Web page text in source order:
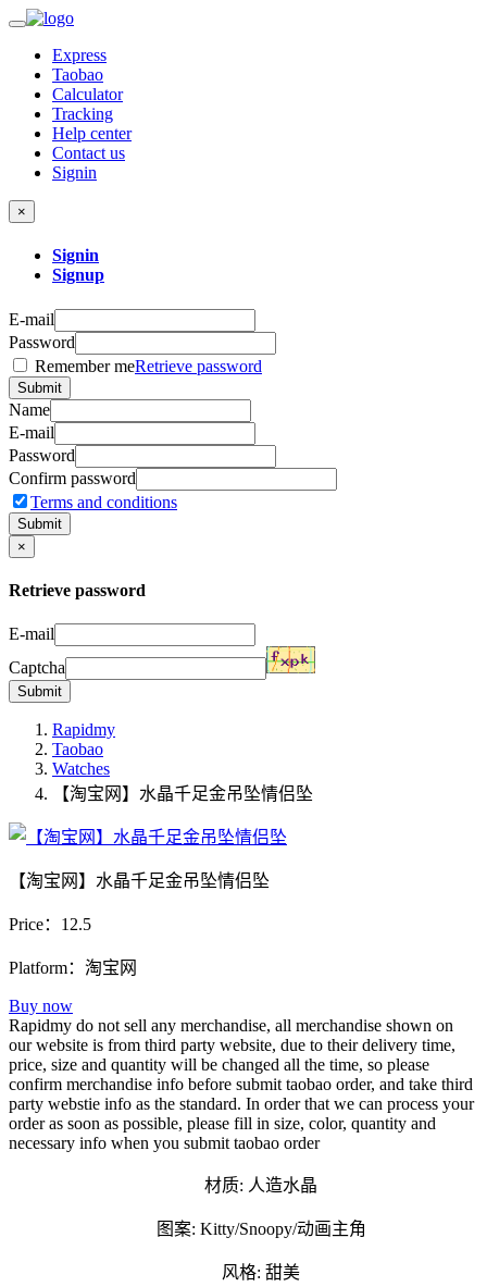
Express
Taobao
Calculator
Tracking
Help center
Contact us
Signin
×
Signin
Signup
E-mail
Password
Remember meRetrieve password
Submit
Name
E-mail
Password
Confirm password
Terms and conditions
Submit
×
Retrieve password
E-mail
Captcha
Submit
Rapidmy
Taobao
Watches
【淘宝网】水晶千足金吊坠情侣坠
【淘宝网】水晶千足金吊坠情侣坠
Price： 12.5
Platform：淘宝网
Buy now
Rapidmy do not sell any merchandise, all merchandise shown on
our website is from third party website, due to their delivery time,
price, size and quantity will be changed all the time, so please
confirm merchandise info before submit taobao order, and take third
party webstie info as the standard. In order that we can process your
order as soon as possible, please fill in size, color, quantity and
necessary info when you submit taobao order
材质: 人造水晶
图案: Kitty/Snoopy/动画主角
风格: 甜美